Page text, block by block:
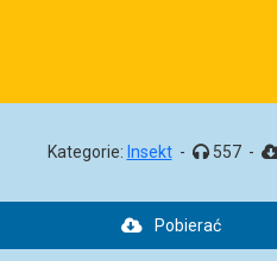
Kategorie: Insekt - 557 -
Pobierać